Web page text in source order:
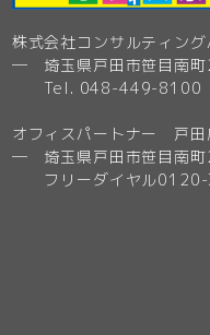
株式会社コンサルティン
─ 埼玉県戸田市笹目南町
Tel. 048-449-8100
オフィスパートナー 戸田
─ 埼玉県戸田市笹目南町
フリーダイヤル